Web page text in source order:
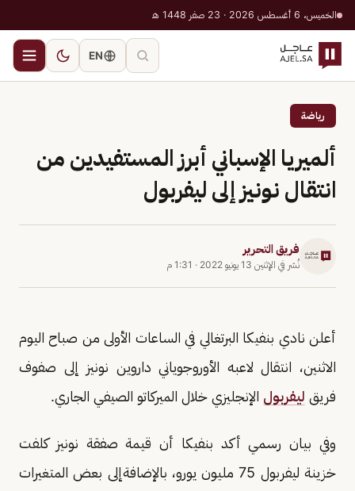
الخميس، 6 أغسطس 2026 · 23 صفر 1448 هـ
EN
رياضة
ألميريا الإسباني أبرز المستفيدين من
انتقال نونيز إلى ليفربول
فريق التحرير
نُشر في الإثنين 13 يونيو 2022 · 1:31 م
أعلن نادي بنفيكا البرتغالي في الساعات الأولى من صباح اليوم
الاثنين، انتقال لاعبه الأوروجوياني داروين نونيز إلى صفوف
فريق ليفربول الإنجليزي خلال الميركاتو الصيفي الجاري.
وفي بيان رسمي أكد بنفيكا أن قيمة صفقة نونيز كلفت
خزينة ليفربول 75 مليون يورو، بالإضافةإلى بعض المتغيرات